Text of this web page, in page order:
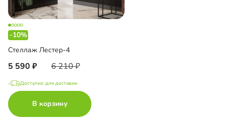
-10%
Стеллаж Лестер-4
5 590 6 210
Доступно для доставки
В корзину